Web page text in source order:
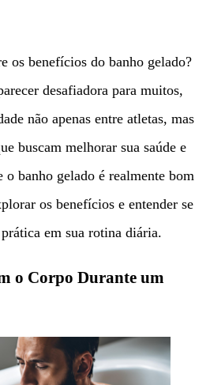
os benefícios do banho gelado?
desafiadora para muitos,
não apenas entre atletas, mas
buscam melhorar sua saúde e
o banho gelado é realmente bom
os benefícios e entender se
em sua rotina diária.
o Corpo Durante um